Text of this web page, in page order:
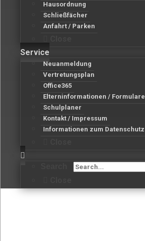
Hausordnung
Schließfächer
Anfahrt / Parken
Service
Neuanmeldung
Vertretungsplan
Office365
Elterninformationen / Formulare
Schulplaner
Kontakt / Impressum
Informationen zum Datenschutz